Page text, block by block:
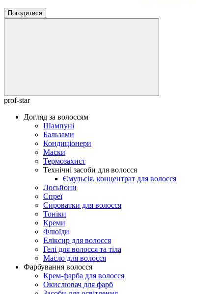
Погодитися
prof-star
Догляд за волоссям
Шампуні
Бальзами
Кондиціонери
Маски
Термозахист
Технічні засоби для волосся
Ємульсія, концентрат для волосся
Лосьйони
Спреї
Сироватки для волосся
Тоніки
Креми
Флюїди
Еліксир для волосся
Гелі для волосся та тіла
Масло для волосся
Фарбування волосся
Крем-фарба для волосся
Окислювач для фарб